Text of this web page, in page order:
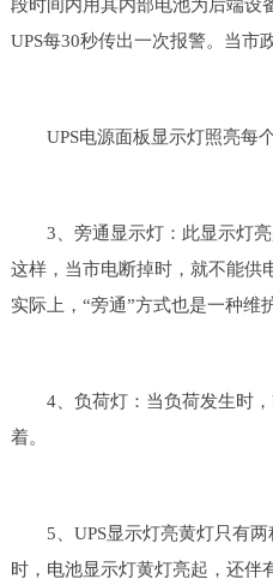
段时间内用其内部电池为后端设
UPS每30秒传出一次报警。当市
UPS电源面板显示灯照亮每个
3、旁通显示灯：此显示灯亮
这样，当市电断掉时，就不能供
实际上，“旁通”方式也是一种维
4、负荷灯：当负荷发生时，
着。
5、UPS显示灯亮黄灯只有两
时，电池显示灯黄灯亮起，还伴